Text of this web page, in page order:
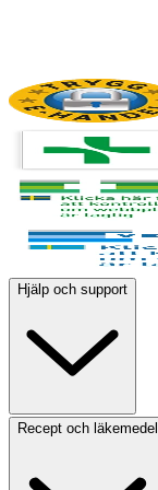
Hjälp och support
Recept och läkemedel